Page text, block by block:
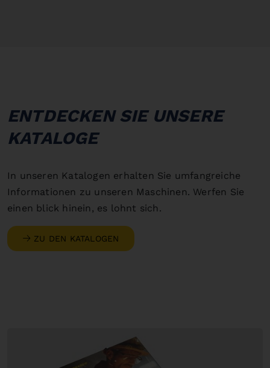
ENTDECKEN SIE UNSERE
KATALOGE
In unseren Katalogen erhalten Sie umfangreiche
Informationen zu unseren Maschinen. Werfen Sie
einen blick hinein, es lohnt sich.
ZU DEN KATALOGEN